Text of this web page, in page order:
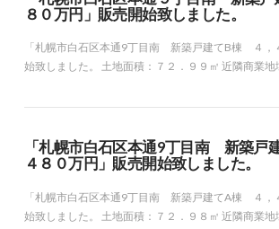
８０万円」販売開始致しました。
「札幌市白石区本通9丁目南 新築戸建てB棟 ４，
始致しました。 土地面積：７２．９９㎡ 近隣商業
「札幌市白石区本通9丁目南 新築戸
４８０万円」販売開始致しました。
「札幌市白石区本通9丁目南 新築戸建てA棟 ４，
始致しました。 土地面積：７２．９８㎡ 近隣商業